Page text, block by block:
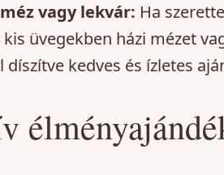
vagy lekvár: Ha
üvegekben házi mézet
díszítve kedves és ízletes